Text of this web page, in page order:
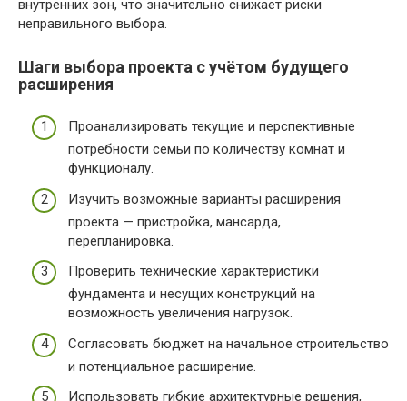
внутренних зон, что значительно снижает риски
неправильного выбора.
Шаги выбора проекта с учётом будущего
расширения
Проанализировать текущие и перспективные
потребности семьи по количеству комнат и
функционалу.
Изучить возможные варианты расширения
проекта — пристройка, мансарда,
перепланировка.
Проверить технические характеристики
фундамента и несущих конструкций на
возможность увеличения нагрузок.
Согласовать бюджет на начальное строительство
и потенциальное расширение.
Использовать гибкие архитектурные решения,